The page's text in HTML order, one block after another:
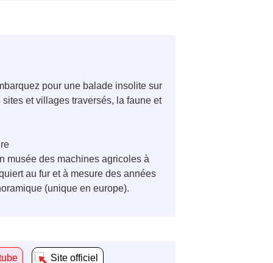
pour une balade insolite sur
et villages traversés, la faune et
musée des machines agricoles à
au fur et à mesure des années
(unique en europe).
Site officiel